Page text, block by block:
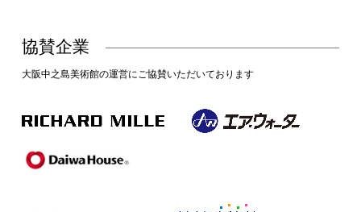
協賛企業
大阪中之島美術館の運営にご協賛いただいております